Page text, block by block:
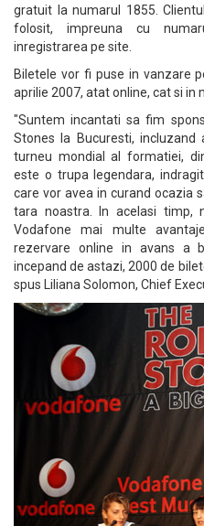
gratuit la numarul 1855.
folosit, impreuna cu
inregistrarea pe site.
Biletele vor fi puse in vanzare
aprilie 2007, atat online, cat si in
"Suntem incantati sa fim
Stones la Bucuresti,
turneu mondial al formatiei,
este o trupa legendara,
care vor avea in curand ocazia
tara noastra. In acelasi timp,
Vodafone mai multe
rezervare online in avans a
incepand de astazi, 2000 de
spus Liliana Solomon, Chief